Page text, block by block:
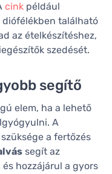
cink például
található
az ételkészítéshez,
szedését.
segítő
elem, ha a lehető
A
a fertőzés
segít az
hozzájárul a gyors